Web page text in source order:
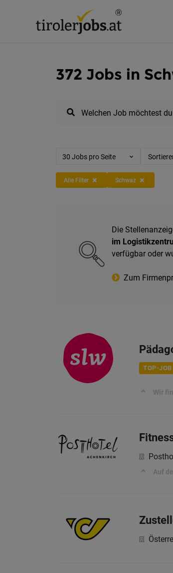
372 Jobs in
Welchen Job möchtest
30 Jobs pro Seite
Alle Filter Schwaz
Die
im
verfügbar oder
Zum
TOP-JOB
Wir
Auf